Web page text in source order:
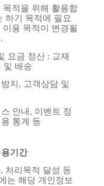
목적을 위해 활용합
하기 목적에
필요
이용 목적이
변경될
.
요금 정산 : 교재
및 배송
방지 , 고객상담 및
안내 , 이벤트 정
통계 등
용기간
, 처리목적 달성 등
는 해당 개인정보